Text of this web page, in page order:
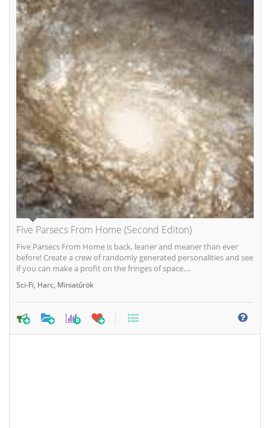
Five Parsecs From Home (Second Editon)
Five Parsecs From Home is back, leaner and meaner than ever
before! Create a crew of randomly generated personalities and see
if you can make a profit on the fringes of space....
Sci-Fi Harc Miniatűrök
0